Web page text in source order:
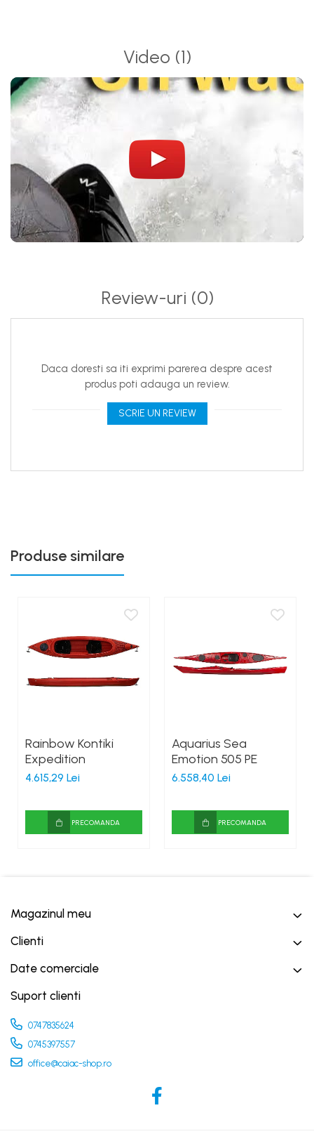
Video (1)
Review-uri (0)
Daca doresti sa iti exprimi parerea despre acest
produs poti adauga un review.
SCRIE UN REVIEW
Produse similare
Rainbow Kontiki
Expedition
4.615,29 Lei
PRECOMANDA
Aquarius Sea
Emotion 505 PE
6.558,40 Lei
PRECOMANDA
Magazinul meu
Clienti
Date comerciale
Suport clienti
0747835624
0745397557
office@caiac-shop.ro